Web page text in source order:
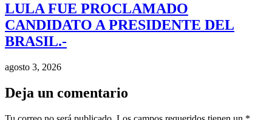
LULA FUE PROCLAMADO
CANDIDATO A PRESIDENTE DEL
BRASIL.-
agosto 3, 2026
Deja un comentario